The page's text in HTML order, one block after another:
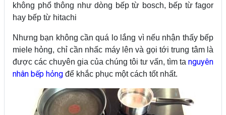
không phổ thông như dòng bếp từ bosch, bếp từ fagor
hay bếp từ hitachi
Nhưng bạn không cần quá lo lắng vì nếu nhận thấy bếp
miele hỏng, chỉ cần nhấc máy lên và gọi tới trung tâm là
được các chuyên gia của chúng tôi tư vấn, tìm ta nguyên
nhân bếp hỏng để khắc phục một cách tốt nhất.